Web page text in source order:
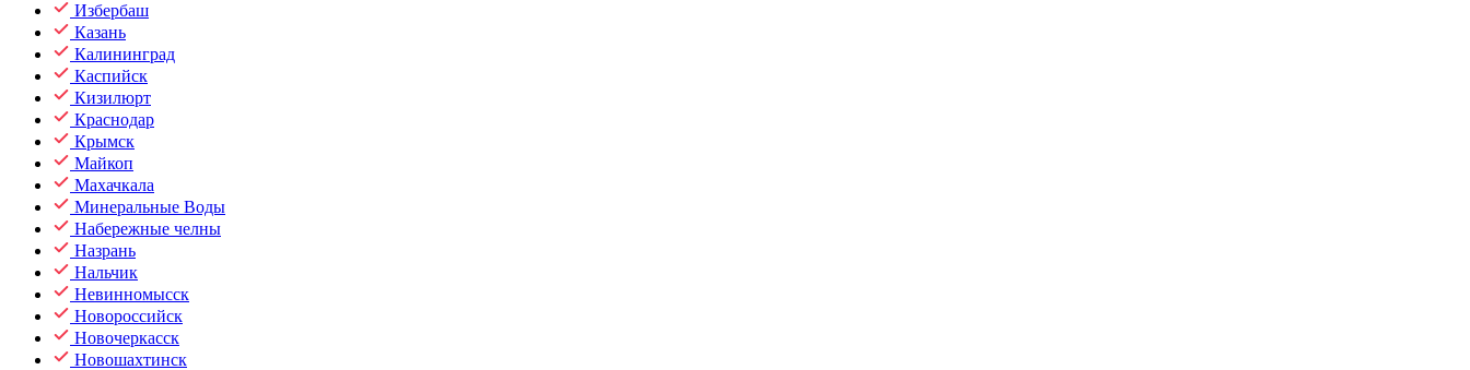
Избербаш
Казань
Калининград
Каспийск
Кизилюрт
Краснодар
Крымск
Майкоп
Махачкала
Минеральные Воды
Набережные челны
Назрань
Нальчик
Невинномысск
Новороссийск
Новочеркасск
Новошахтинск